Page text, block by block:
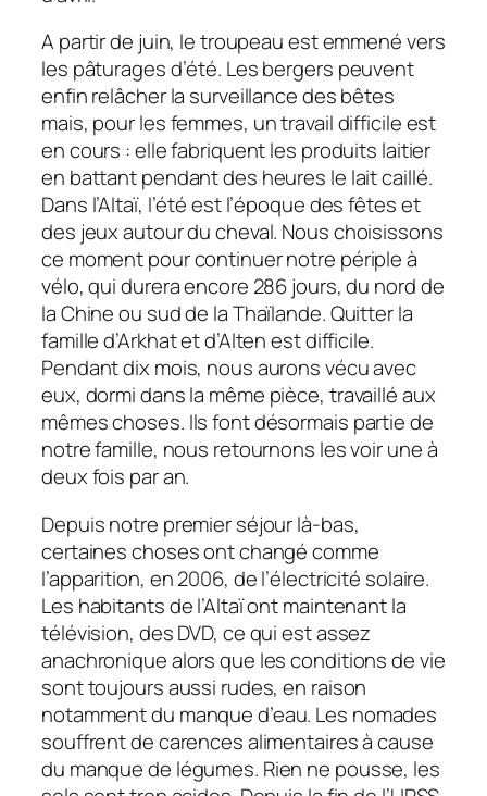
A partir de juin, le troupeau est emmené vers
les pâturages d’été. Les bergers peuvent
enfin relâcher la surveillance des bêtes
mais, pour les femmes, un travail difficile est
en cours : elle fabriquent les produits laitier
en battant pendant des heures le lait caillé.
Dans l’Altaï, l’été est l’époque des fêtes et
des jeux autour du cheval. Nous choisissons
ce moment pour continuer notre périple à
vélo, qui durera encore 286 jours, du nord de
la Chine ou sud de la Thaïlande. Quitter la
famille d’Arkhat et d’Alten est difficile.
Pendant dix mois, nous aurons vécu avec
eux, dormi dans la même pièce, travaillé aux
mêmes choses. Ils font désormais partie de
notre famille, nous retournons les voir une à
deux fois par an.
Depuis notre premier séjour là-bas,
certaines choses ont changé comme
l’apparition, en 2006, de l’électricité solaire.
Les habitants de l’Altaï ont maintenant la
télévision, des DVD, ce qui est assez
anachronique alors que les conditions de vie
sont toujours aussi rudes, en raison
notamment du manque d’eau. Les nomades
souffrent de carences alimentaires à cause
du manque de légumes. Rien ne pousse, les